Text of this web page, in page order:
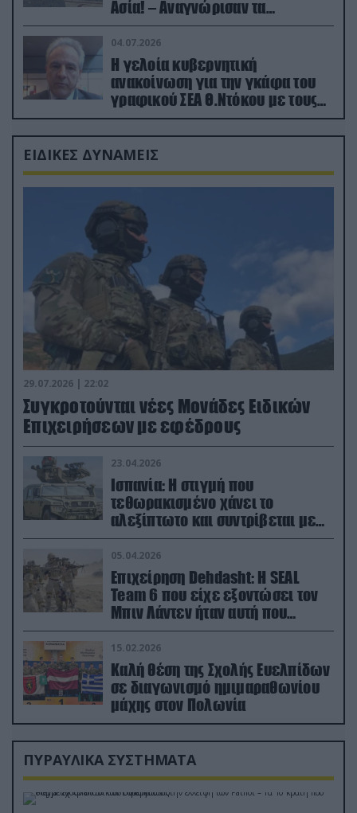
Ασία! – Αναγνώρισαν τα
κατεχόμενα; (φωτο)
04.07.2026
Η γελοία κυβερνητική
ανακοίνωση για την γκάφα του
γραφικού ΣΕΑ Θ.Ντόκου με τους
Ρώσους φαρσέρ
ΕΙΔΙΚΕΣ ΔΥΝΑΜΕΙΣ
29.07.2026 | 22:02
Συγκροτούνται νέες Μονάδες Ειδικών
Επιχειρήσεων με εφέδρους
23.04.2026
Ισπανία: Η στιγμή που
τεθωρακισμένο χάνει το
αλεξίπτωτο και συντρίβεται με
ορμή στο έδαφος (βίντεο)
05.04.2026
Επιχείρηση Dehdasht: Η SEAL
Team 6 που είχε εξοντώσει τον
Μπιν Λάντεν ήταν αυτή που
διέσωσε τον πιλότο του F-15
15.02.2026
Καλή θέση της Σχολής Ευελπίδων
σε διαγωνισμό ημιμαραθωνίου
μάχης στον Πολωνία
ΠΥΡΑΥΛΙΚΑ ΣΥΣΤΗΜΑΤΑ